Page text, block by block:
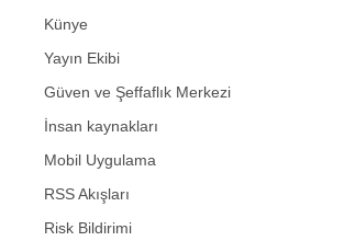
Künye
Yayın Ekibi
Güven ve Şeffaflık Merkezi
İnsan kaynakları
Mobil Uygulama
RSS Akışları
Risk Bildirimi